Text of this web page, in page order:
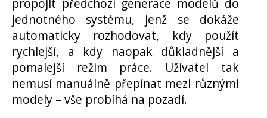
propojit předchozí generace modelů do
jednotného systému, jenž se dokáže
automaticky rozhodovat, kdy použít
rychlejší, a kdy naopak důkladnější a
pomalejší režim práce. Uživatel tak
nemusí manuálně přepínat mezi různými
modely – vše probíhá na pozadí.